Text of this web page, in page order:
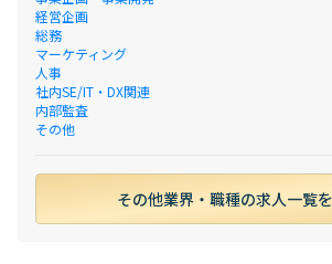
経営企画
総務
マーケティング
人事
社内SE/IT・DX関連
内部監査
その他
その他業界・職種の求人一覧